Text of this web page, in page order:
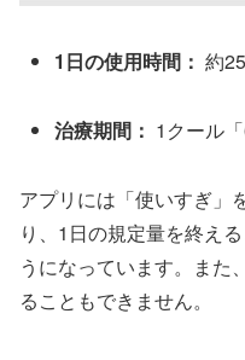
1日の使用時間： 約
治療期間： 1クール「
アプリには「使いすぎ」
り、1日の規定量を終え
うになっています。また
ることもできません。